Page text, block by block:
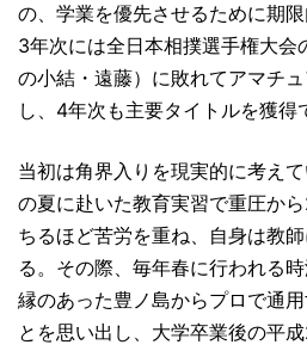
の、学業を優先させるために期限
3年次には全日本相撲選手権大会
の小結・遠藤）に敗れてアマチ
し、4年次も主要タイトルを獲得
当初は角界入りを現実的に考え
の夏に赴いた教育実習で重圧か
ちるほど苦労を重ね、自身は教
る。その際、毎年春に行われる
縁のあった豊ノ島からプロで通
とを思い出し、大学卒業後の平